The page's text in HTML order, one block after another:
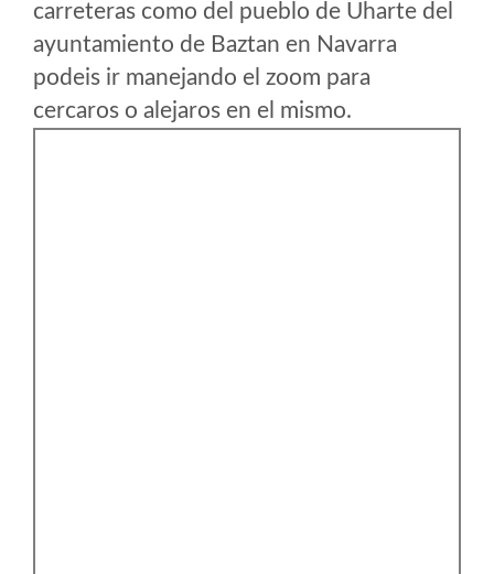
carreteras como del pueblo de Uharte del
ayuntamiento de Baztan en Navarra
podeis ir manejando el zoom para
cercaros o alejaros en el mismo.